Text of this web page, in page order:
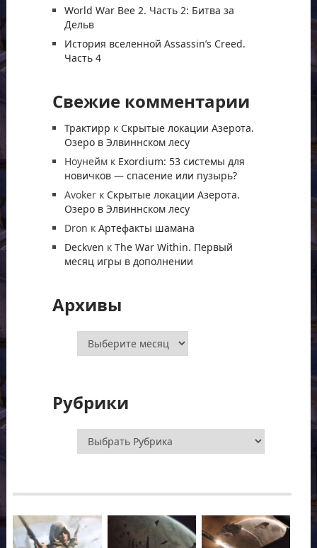
World War Bee 2. Часть 2: Битва за
Дельв
История вселенной Assassin’s Creed.
Часть 4
Свежие комментарии
Трактирр к Скрытые локации Азерота.
Озеро в Элвиннском лесу
Ноунеймк Exordium: 53 системы для
новичков — спасение или пузырь?
Avokerк Скрытые локации Азерота.
Озеро в Элвиннском лесу
Dron к Артефакты шамана
Deckven к The War Within. Первый
месяц игры в дополнении
Архивы
Архивы
Рубрики
Рубрики